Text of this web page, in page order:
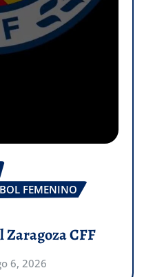
FEMENINO
Zaragoza CFF
6, 2026